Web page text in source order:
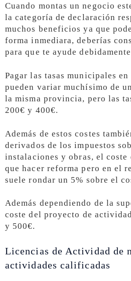
Cuando montas un negocio
la categoría de declaración
muchos beneficios ya que
forma inmediara, deberías
para que te ayude
Pagar las tasas municipales
pueden variar muchísimo de
la misma provincia, pero las
200€ y 400€.
Además de estos costes
derivados de los impuestos
instalaciones y obras, el coste
que hacer reforma pero en el
suele rondar un 5% sobre el
Además dependiendo de la
coste del proyecto de
y 500€.
Licencias de Actividad de
actividades calificadas